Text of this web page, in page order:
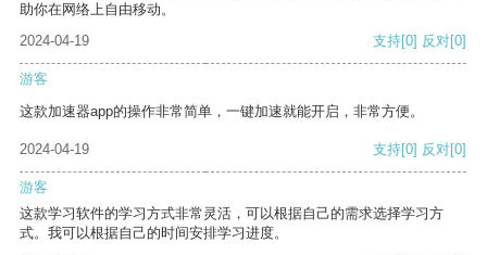
助你在网络上自由移动。
2024-04-19
支持[0] 反对[0]
游客
这款加速器app的操作非常简单，一键加速就能开启，非常方便。
2024-04-19 支持[0] 反对[0]
游客
这款学习软件的学习方式非常灵活，可以根据自己的需求选择学习方
式。我可以根据自己的时间安排学习进度。